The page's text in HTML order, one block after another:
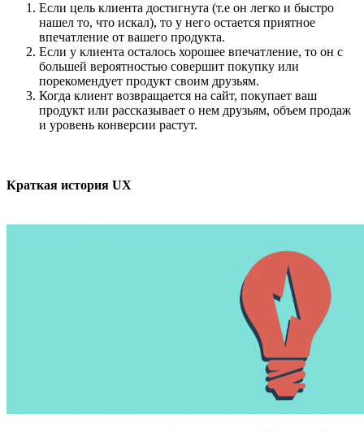
Если цель клиента достигнута (т.е он легко и быстро
нашел то, что искал), то у него остается приятное
впечатление от вашего продукта.
Если у клиента осталось хорошее впечатление, то он с
большей вероятностью совершит покупку или
порекомендует продукт своим друзьям.
Когда клиент возвращается на сайт, покупает ваш
продукт или рассказывает о нем друзьям, объем продаж
и уровень конверсии растут.
Краткая история UX